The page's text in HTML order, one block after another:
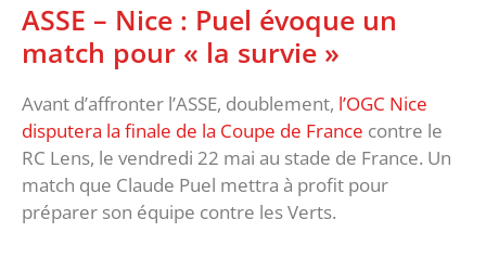
ASSE – Nice : Puel évoque un
match pour « la survie »
Avant d’affronter l’ASSE, doublement, l’OGC Nice
disputera la finale de la Coupe de France contre le
RC Lens, le vendredi 22 mai au stade de France. Un
match que Claude Puel mettra à profit pour
préparer son équipe contre les Verts.